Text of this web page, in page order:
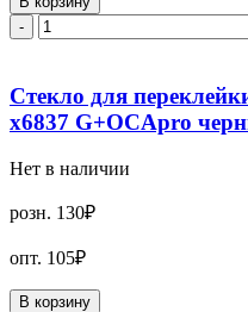
-
Стекло для
x6837 G+OCApro
Нет в наличии
розн. 130₽
опт. 105₽
В корзину